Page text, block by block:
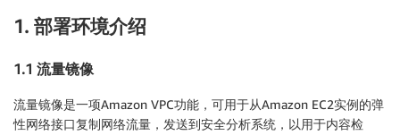
1. 部署环境介绍
1.1 流量镜像
流量镜像是一项Amazon VPC功能，可用于从Amazon EC2实例的弹
性网络接口复制网络流量，发送到安全分析系统，以用于内容检